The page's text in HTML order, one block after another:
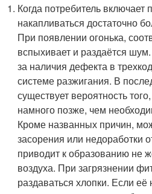
Когда потребитель включает
накапливаться достаточно
При появлении огонька,
вспыхивает и раздаётся
за наличия дефекта в
системе разжигания. В
существует вероятность
намного позже, чем
Кроме названных причин,
засорения или недоработки
приводит к образованию не
воздуха. При загрязнении
раздаваться хлопки. Если её